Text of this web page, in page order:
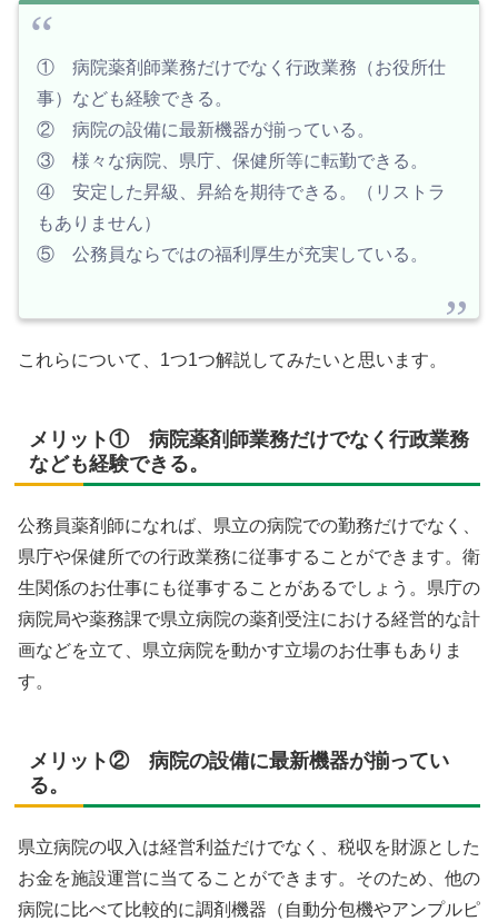
① 病院薬剤師業務だけでなく行政業務（お役所仕
事）なども経験できる。
② 病院の設備に最新機器が揃っている。
③ 様々な病院、県庁、保健所等に転勤できる。
④ 安定した昇級、昇給を期待できる。（リストラ
もありません）
⑤ 公務員ならではの福利厚生が充実している。
これらについて、1つ1つ解説してみたいと思います。
メリット① 病院薬剤師業務だけでなく行政業務
なども経験できる。
公務員薬剤師になれば、県立の病院での勤務だけでなく、
県庁や保健所での行政業務に従事することができます。衛
生関係のお仕事にも従事することがあるでしょう。県庁の
病院局や薬務課で県立病院の薬剤受注における経営的な計
画などを立て、県立病院を動かす立場のお仕事もありま
す。
メリット② 病院の設備に最新機器が揃ってい
る。
県立病院の収入は経営利益だけでなく、税収を財源とした
お金を施設運営に当てることができます。そのため、他の
病院に比べて比較的に調剤機器（自動分包機やアンプルピ